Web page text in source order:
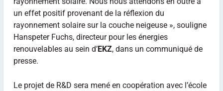
un effet positif provenant de la réflexion du
rayonnement solaire sur la couche neigeuse », souligne
Hanspeter Fuchs, directeur pour les énergies
renouvelables au sein d’EKZ, dans un communiqué de
presse.
Le projet de R&D sera mené en coopération avec l’école